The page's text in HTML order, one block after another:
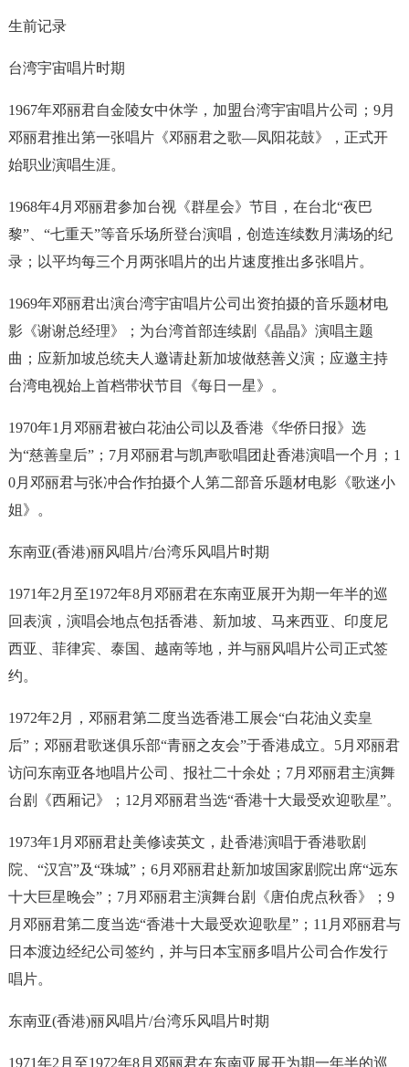
生前记录
台湾宇宙唱片时期
1967年邓丽君自金陵女中休学，加盟台湾宇宙唱片公司；9月
邓丽君推出第一张唱片《邓丽君之歌—凤阳花鼓》，正式开
始职业演唱生涯。
1968年4月邓丽君参加台视《群星会》节目，在台北“夜巴
黎”、“七重天”等音乐场所登台演唱，创造连续数月满场的纪
录；以平均每三个月两张唱片的出片速度推出多张唱片。
1969年邓丽君出演台湾宇宙唱片公司出资拍摄的音乐题材电
影《谢谢总经理》；为台湾首部连续剧《晶晶》演唱主题
曲；应新加坡总统夫人邀请赴新加坡做慈善义演；应邀主持
台湾电视始上首档带状节目《每日一星》。
1970年1月邓丽君被白花油公司以及香港《华侨日报》选
为“慈善皇后”；7月邓丽君与凯声歌唱团赴香港演唱一个月；1
0月邓丽君与张冲合作拍摄个人第二部音乐题材电影《歌迷小
姐》。
东南亚(香港)丽风唱片/台湾乐风唱片时期
1971年2月至1972年8月邓丽君在东南亚展开为期一年半的巡
回表演，演唱会地点包括香港、新加坡、马来西亚、印度尼
西亚、菲律宾、泰国、越南等地，并与丽风唱片公司正式签
约。
1972年2月，邓丽君第二度当选香港工展会“白花油义卖皇
后”；邓丽君歌迷俱乐部“青丽之友会”于香港成立。5月邓丽君
访问东南亚各地唱片公司、报社二十余处；7月邓丽君主演舞
台剧《西厢记》；12月邓丽君当选“香港十大最受欢迎歌星”。
1973年1月邓丽君赴美修读英文，赴香港演唱于香港歌剧
院、“汉宫”及“珠城”；6月邓丽君赴新加坡国家剧院出席“远东
十大巨星晚会”；7月邓丽君主演舞台剧《唐伯虎点秋香》；9
月邓丽君第二度当选“香港十大最受欢迎歌星”；11月邓丽君与
日本渡边经纪公司签约，并与日本宝丽多唱片公司合作发行
唱片。
东南亚(香港)丽风唱片/台湾乐风唱片时期
1971年2月至1972年8月邓丽君在东南亚展开为期一年半的巡